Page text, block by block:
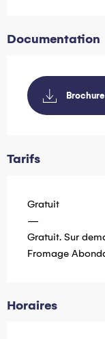
Documentation
Tarifs
Gratuit
—
Gratuit. Sur
Fromage
Horaires